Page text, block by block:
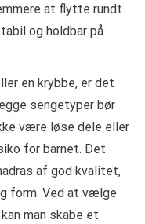
at flytte rundt
og holdbar på
en krybbe, er det
sengetyper bør
være løse dele eller
for barnet. Det
af god kvalitet,
form. Ved at vælge
man skabe et